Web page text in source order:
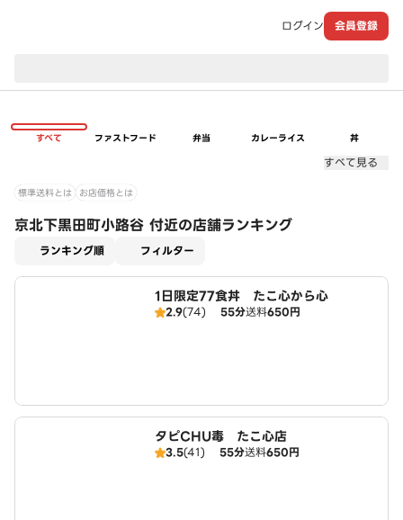
ログイン 会員登録
すべて ファストフード 弁当 カレーライス 丼
すべて見る
標準送料とは お店価格とは
京北下黒田町小路谷 付近の店舗ランキング
ランキング順 フィルター
1日限定77食丼 たこ心から心
2.9(74) 55分送料650円
タピCHU毒 たこ心店
3.5(41) 55分送料650円